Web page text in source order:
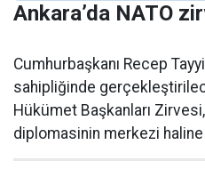
Ankara’da NATO
Cumhurbaşkanı Recep
sahipliğinde
Hükümet Başkanları
diplomasinin merkezi